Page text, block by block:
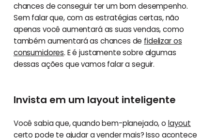
chances de conseguir ter um bom desempenho.
Sem falar que, com as estratégias certas, não
apenas você aumentará as suas vendas, como
também aumentará as chances de fidelizar os
consumidores. E é justamente sobre algumas
dessas ações que vamos falar a seguir.
Invista em um layout inteligente
Você sabia que, quando bem-planejado, o layout
certo pode te ajudar a vender mais? Isso acontece